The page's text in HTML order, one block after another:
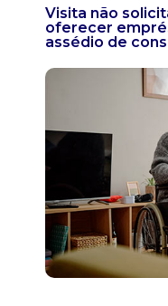
Visita não
oferecer
assédio de